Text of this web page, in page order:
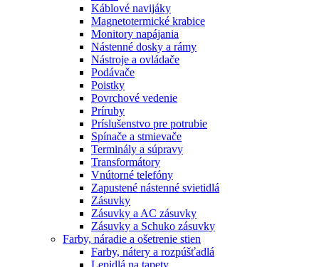
Káblové navijáky
Magnetotermické krabice
Monitory napájania
Nástenné dosky a rámy
Nástroje a ovládače
Podávače
Poistky
Povrchové vedenie
Príruby
Príslušenstvo pre potrubie
Spínače a stmievače
Terminály a súpravy
Transformátory
Vnútorné telefóny
Zapustené nástenné svietidlá
Zásuvky
Zásuvky a AC zásuvky
Zásuvky a Schuko zásuvky
Farby, náradie a ošetrenie stien
Farby, nátery a rozpúšťadlá
Lepidlá na tapety